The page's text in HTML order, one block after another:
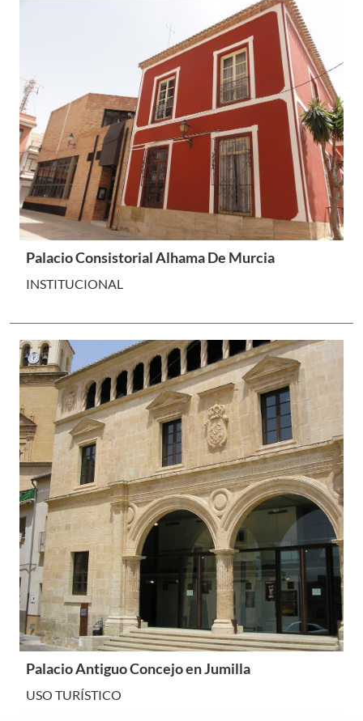
Palacio Consistorial Alhama De Murcia
INSTITUCIONAL
Palacio Antiguo Concejo en Jumilla
USO TURÍSTICO